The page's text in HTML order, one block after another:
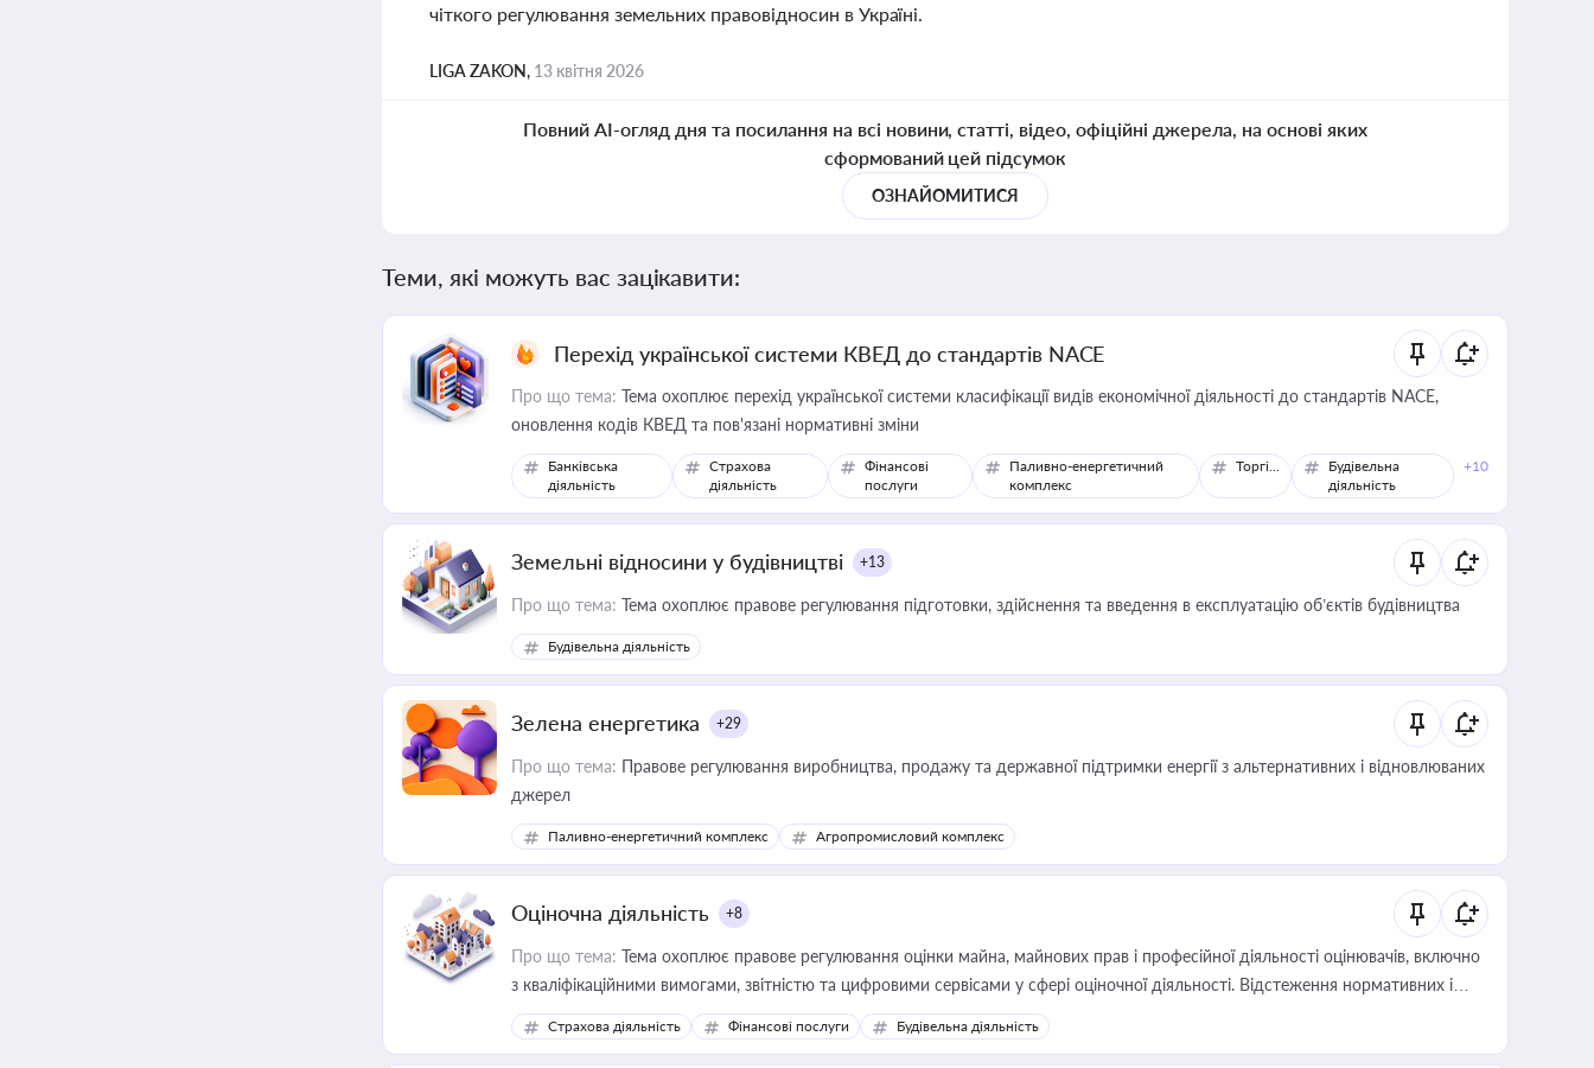
чіткого регулювання земельних правовідносин в Україні.
LIGA ZAKON, 13 квітня 2026
Повний AI-огляд дня та посилання на всі новини, статті, відео, офіційні джерела, на основі яких
сформований цей підсумок
ОЗНАЙОМИТИСЯ
Теми, які можуть вас зацікавити:
Перехід української системи КВЕД до стандартів NACE
Про що тема: Тема охоплює перехід української системи класифікації видів економічної діяльності до стандартів NACE,
оновлення кодів КВЕД та пов'язані нормативні зміни
Банківська
діяльність
Страхова
діяльність
Фінансові
послуги
Паливно-енергетичний
комплекс
Торгівля
Будівельна
діяльність
+10
Земельні відносини у будівництві +13
Про що тема: Тема охоплює правове регулювання підготовки, здійснення та введення в експлуатацію об’єктів будівництва
Будівельна діяльність
Зелена енергетика +29
Про що тема: Правове регулювання виробництва, продажу та державної підтримки енергії з альтернативних і відновлюваних
джерел
Паливно-енергетичний комплекс Агропромисловий комплекс
Оціночна діяльність +8
Про що тема: Тема охоплює правове регулювання оцінки майна, майнових прав і професійної діяльності оцінювачів, включно
з кваліфікаційними вимогами, звітністю та цифровими сервісами у сфері оціночної діяльності. Відстеження нормативних і
медійних змін у цій сфері корисне для власника бізнесу, керівника, юриста або бухгалтера під час оподаткування,
приватизації, оренди державного майна, корпоративних угод і перевірки статусу суб'єктів оціночної діяльності
Страхова діяльність Фінансові послуги Будівельна діяльність